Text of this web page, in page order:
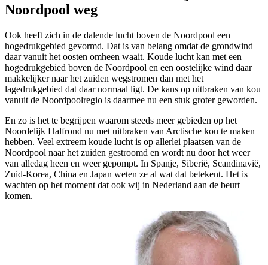
Noordpool weg
Ook heeft zich in de dalende lucht boven de Noordpool een
hogedrukgebied gevormd. Dat is van belang omdat de grondwind
daar vanuit het oosten omheen waait. Koude lucht kan met een
hogedrukgebied boven de Noordpool en een oostelijke wind daar
makkelijker naar het zuiden wegstromen dan met het
lagedrukgebied dat daar normaal ligt. De kans op uitbraken van kou
vanuit de Noordpoolregio is daarmee nu een stuk groter geworden.
En zo is het te begrijpen waarom steeds meer gebieden op het
Noordelijk Halfrond nu met uitbraken van Arctische kou te maken
hebben. Veel extreem koude lucht is op allerlei plaatsen van de
Noordpool naar het zuiden gestroomd en wordt nu door het weer
van alledag heen en weer gepompt. In Spanje, Siberië, Scandinavië,
Zuid-Korea, China en Japan weten ze al wat dat betekent. Het is
wachten op het moment dat ook wij in Nederland aan de beurt
komen.